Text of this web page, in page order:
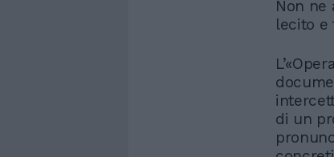
Non ne
lecito e
di un